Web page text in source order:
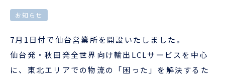
会員ログイン
ニュース
企業情報
お役立ちブログ
よくあるご質問
ニュース
お知らせ
7月1日付で仙台営業所を開設いたしました。
仙台発・秋田発全世界向け輸出LCLサービスを中心
に、東北エリアでの物流の「困った」を解決するた